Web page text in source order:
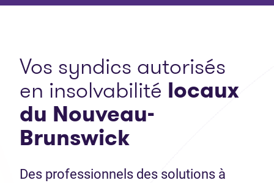
Vos syndics autorisés
en insolvabilité locaux
du Nouveau-
Brunswick
Des professionnels des solutions à